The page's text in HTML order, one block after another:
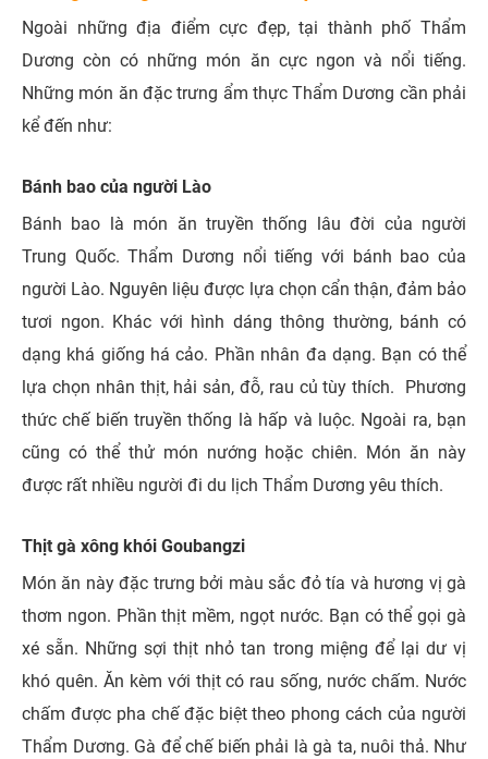
Ngoài những địa điểm cực đẹp, tại thành phố Thẩm
Dương còn có những món ăn cực ngon và nổi tiếng.
Những món ăn đặc trưng ẩm thực Thẩm Dương cần phải
kể đến như:
Bánh bao của người Lào
Bánh bao là món ăn truyền thống lâu đời của người
Trung Quốc. Thẩm Dương nổi tiếng với bánh bao của
người Lào. Nguyên liệu được lựa chọn cẩn thận, đảm bảo
tươi ngon. Khác với hình dáng thông thường, bánh có
dạng khá giống há cảo. Phần nhân đa dạng. Bạn có thể
lựa chọn nhân thịt, hải sản, đỗ, rau củ tùy thích. Phương
thức chế biến truyền thống là hấp và luộc. Ngoài ra, bạn
cũng có thể thử món nướng hoặc chiên. Món ăn này
được rất nhiều người đi du lịch Thẩm Dương yêu thích.
Thịt gà xông khói Goubangzi
Món ăn này đặc trưng bởi màu sắc đỏ tía và hương vị gà
thơm ngon. Phần thịt mềm, ngọt nước. Bạn có thể gọi gà
xé sẵn. Những sợi thịt nhỏ tan trong miệng để lại dư vị
khó quên. Ăn kèm với thịt có rau sống, nước chấm. Nước
chấm được pha chế đặc biệt theo phong cách của người
Thẩm Dương. Gà để chế biến phải là gà ta, nuôi thả. Như